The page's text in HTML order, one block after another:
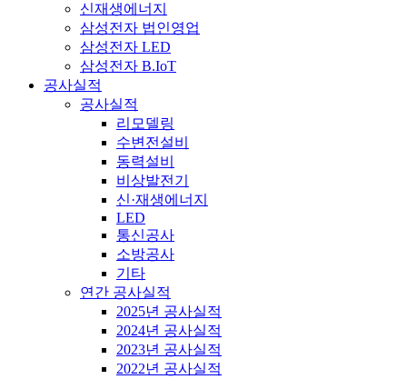
신재생에너지
삼성전자 법인영업
삼성전자 LED
삼성전자 B.IoT
공사실적
공사실적
리모델링
수변전설비
동력설비
비상발전기
신·재생에너지
LED
통신공사
소방공사
기타
연간 공사실적
2025년 공사실적
2024년 공사실적
2023년 공사실적
2022년 공사실적